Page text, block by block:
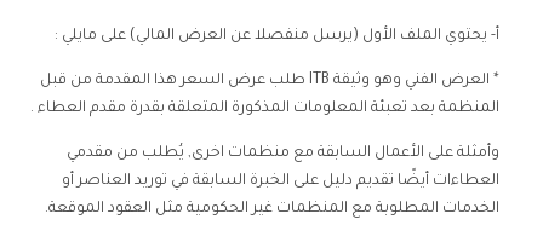
أ- يحتوي الملف الأول (يرسل منفصلا عن العرض المالي) على مايلي :
* العرض الفني وهو وثيقة ITB طلب عرض السعر هذا المقدمة من قبل
المنظمة بعد تعبئة المعلومات المذكورة المتعلقة بقدرة مقدم العطاء .
وأمثلة على الأعمال السابقة مع منظمات اخرى, يُطلب من مقدمي
العطاءات أيضًا تقديم دليل على الخبرة السابقة في توريد العناصر أو
الخدمات المطلوبة مع المنظمات غير الحكومية مثل العقود الموقعة.